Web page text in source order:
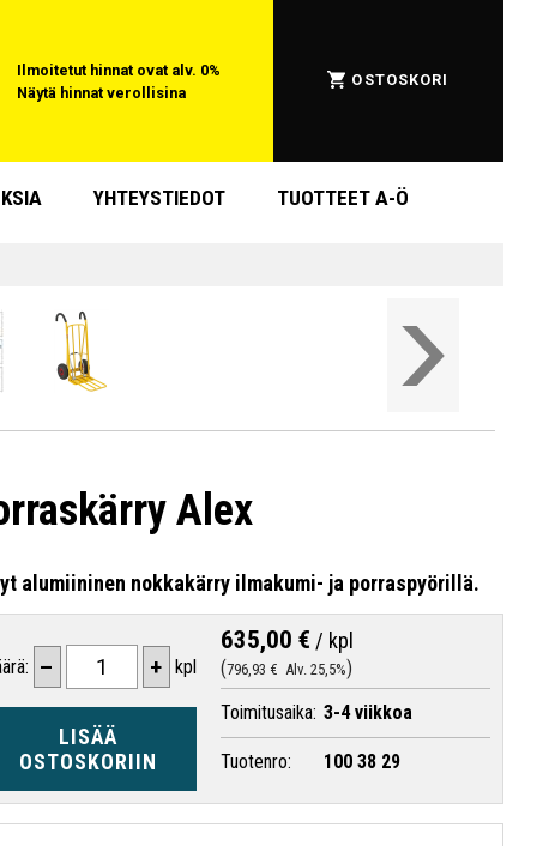
Ilmoitetut hinnat ovat alv. 0%
Näytä hinnat verollisina
OSTOSKORI
YHTEYSTIEDOT TUOTTEET A-Ö
Alex
alumiininen nokkakärry ilmakumi- ja porraspyörillä.
– + kpl
LISÄÄ
OSTOSKORIIN
635,00 € / kpl
796,93 € Alv. 25,5%
Toimitusaika: 3-4 viikkoa
Tuotenro: 100 38 29